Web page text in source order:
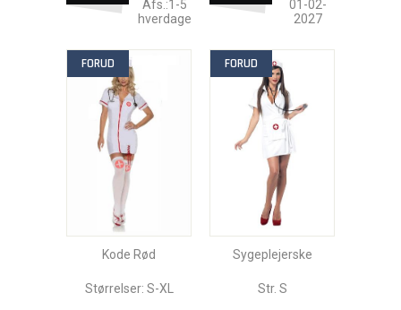
Afs.:1-5
hverdage
01-02-
2027
FORUD
Kode Rød
Størrelser: S-XL
FORUD
Sygeplejerske
Str. S